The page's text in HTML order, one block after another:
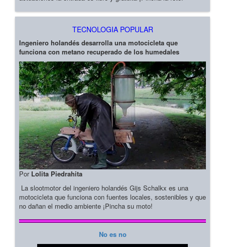
TECNOLOGIA POPULAR
Ingeniero holandés desarrolla una motocicleta que
funciona con metano recuperado de los humedales
Por Lolita Piedrahita
La slootmotor del ingeniero holandés Gijs Schalkx es una
motocicleta que funciona con fuentes locales, sostenibles y que
no dañan el medio ambiente ¡Pincha su moto!
No es no